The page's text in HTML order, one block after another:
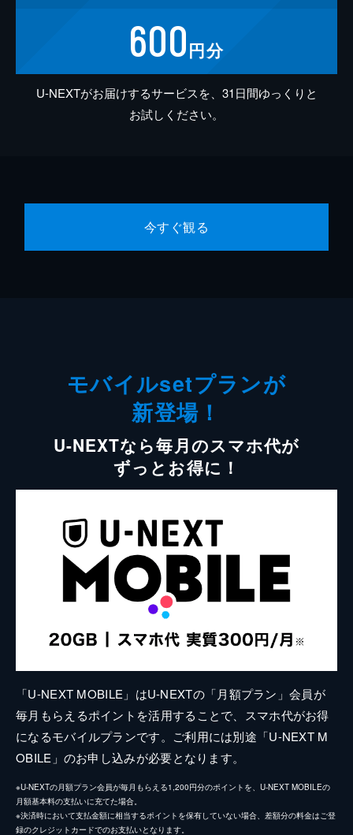
600円分
U-NEXTがお届けするサービスを、31日間ゆっくりと
お試しください。
今すぐ観る
モバイルsetプランが
新登場！
U-NEXTなら毎月のスマホ代が
ずっとお得に！
「U-NEXT MOBILE」はU-NEXTの「月額プラン」会員が
毎月もらえるポイントを活用することで、スマホ代がお得
になるモバイルプランです。ご利用には別途「U-NEXT M
OBILE」のお申し込みが必要となります。
※U-NEXTの月額プラン会員が毎月もらえる1,200円分のポイントを、U-NEXT MOBILEの
月額基本料の支払いに充てた場合。
※決済時において支払金額に相当するポイントを保有していない場合、差額分の料金はご登
録のクレジットカードでのお支払いとなります。